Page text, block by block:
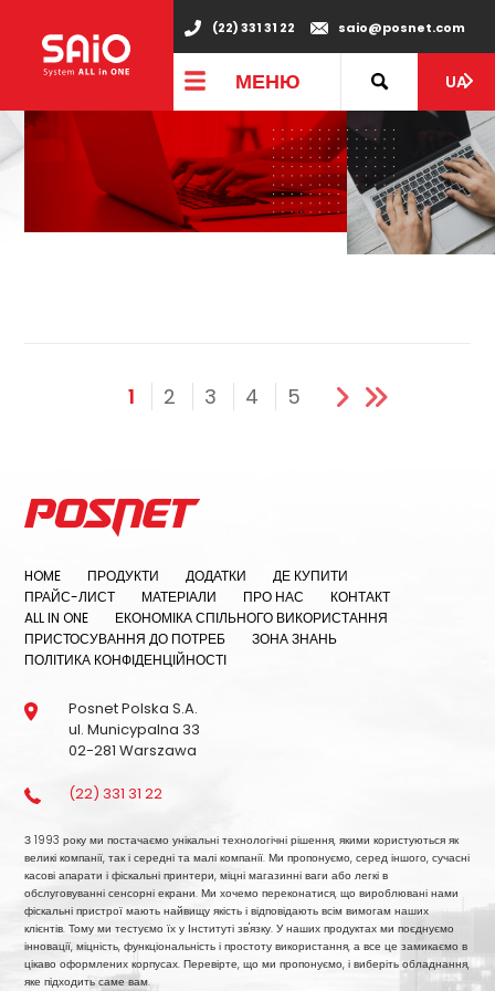
(22) 331 31 22 saio@posnet.com
МЕНЮ UA
1 2 3 4 5
HOME ПРОДУКТИ ДОДАТКИ
ДЕ КУПИТИ
ПРАЙС-ЛИСТ
МАТЕРІАЛИ ПРО НАС
КОНТАКТ
ALL IN ONE
ЕКОНОМІКА СПІЛЬНОГО ВИКОРИСТАННЯ
ПРИСТОСУВАННЯ ДО ПОТРЕБ
ЗОНА ЗНАНЬ
ПОЛІТИКА КОНФІДЕНЦІЙНОСТІ
Posnet Polska S.A.
ul. Municypalna 33
02-281 Warszawa
(22) 331 31 22
З 1993 року ми постачаємо унікальні технологічні рішення, якими користуються як
великі компанії, так і середні та малі компанії. Ми пропонуємо, серед іншого, сучасні
касові апарати і фіскальні принтери, міцні магазинні ваги або легкі в
обслуговуванні сенсорні екрани. Ми хочемо переконатися, що вироблювані нами
фіскальні пристрої мають найвищу якість і відповідають всім вимогам наших
клієнтів. Тому ми тестуємо їх у Інституті зв'язку. У наших продуктах ми поєднуємо
інновації, міцність, функціональність і простоту використання, а все це замикаємо в
цікаво оформлених корпусах. Перевірте, що ми пропонуємо, і виберіть обладнання,
яке підходить саме вам.